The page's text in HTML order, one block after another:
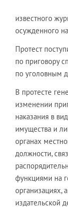
известного
осужденного
Протест
по приговору
по уголовным
В протесте
изменении
наказания в
имущества и
органах
должности,
функциями на
организациях,
издательской